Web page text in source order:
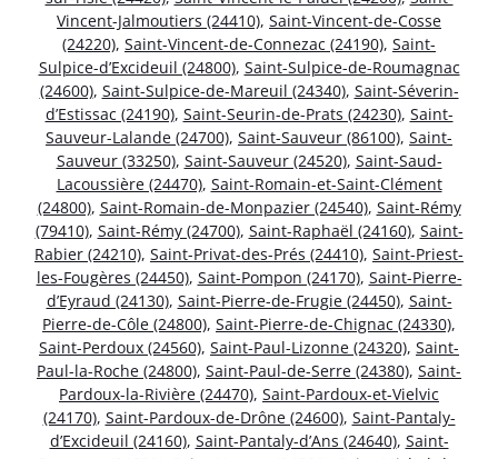
Vincent-Jalmoutiers (24410), Saint-Vincent-de-Cosse
(24220), Saint-Vincent-de-Connezac (24190), Saint-
Sulpice-d’Excideuil (24800), Saint-Sulpice-de-Roumagnac
(24600), Saint-Sulpice-de-Mareuil (24340), Saint-Séverin-
d’Estissac (24190), Saint-Seurin-de-Prats (24230), Saint-
Sauveur-Lalande (24700), Saint-Sauveur (86100), Saint-
Sauveur (33250), Saint-Sauveur (24520), Saint-Saud-
Lacoussière (24470), Saint-Romain-et-Saint-Clément
(24800), Saint-Romain-de-Monpazier (24540), Saint-Rémy
(79410), Saint-Rémy (24700), Saint-Raphaël (24160), Saint-
Rabier (24210), Saint-Privat-des-Prés (24410), Saint-Priest-
les-Fougères (24450), Saint-Pompon (24170), Saint-Pierre-
d’Eyraud (24130), Saint-Pierre-de-Frugie (24450), Saint-
Pierre-de-Côle (24800), Saint-Pierre-de-Chignac (24330),
Saint-Perdoux (24560), Saint-Paul-Lizonne (24320), Saint-
Paul-la-Roche (24800), Saint-Paul-de-Serre (24380), Saint-
Pardoux-la-Rivière (24470), Saint-Pardoux-et-Vielvic
(24170), Saint-Pardoux-de-Drône (24600), Saint-Pantaly-
d’Excideuil (24160), Saint-Pantaly-d’Ans (24640), Saint-